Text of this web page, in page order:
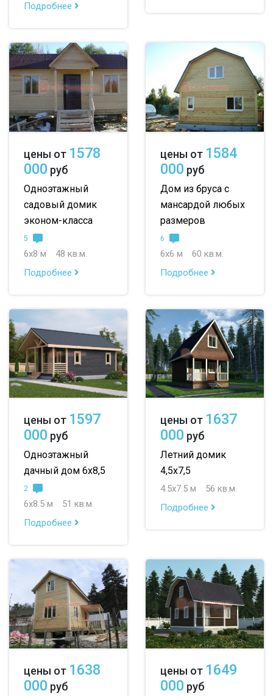
Подробнее
цены от 1578
000 руб
Одноэтажный
садовый домик
эконом-класса
5
6х8 м
48 кв.м.
Подробнее
цены от 1584
000 руб
Дом из бруса с
мансардой любых
размеров
6
6х6 м
60 кв.м.
Подробнее
цены от 1597
000 руб
Одноэтажный
дачный дом 6х8,5
2
6х8.5 м
51 кв.м.
Подробнее
цены от 1637
000 руб
Летний домик
4,5х7,5
4.5х7.5 м
56 кв.м.
Подробнее
цены от 1638
000 руб
цены от 1649
000 руб